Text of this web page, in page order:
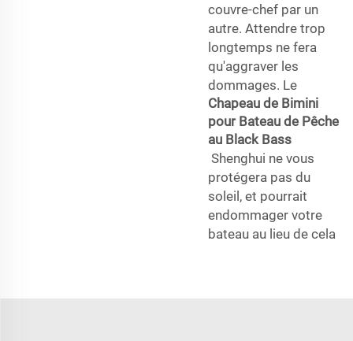
couvre-chef par un
autre. Attendre trop
longtemps ne fera
qu'aggraver les
dommages. Le
Chapeau de Bimini
pour Bateau de Pêche
au Black Bass
Shenghui ne vous
protégera pas du
soleil, et pourrait
endommager votre
bateau au lieu de cela